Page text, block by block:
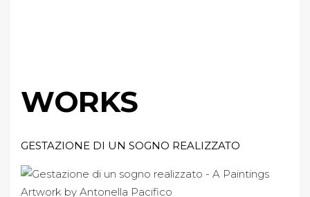
WORKS
GESTAZIONE DI UN SOGNO REALIZZATO